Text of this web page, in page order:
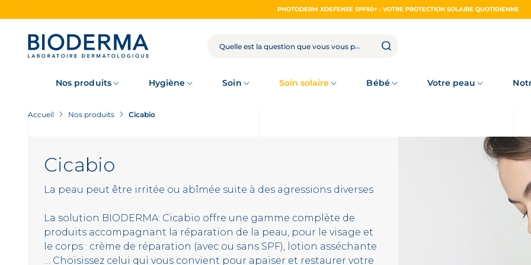
PHOTODERM XDEFENSE SPF50+ : VOTRE PROTECTION SOLAIRE QUOTIDIENNE
RECHERCHE
Nos produits Hygiène Soin Soin solaire Bébé Votre peau
Accueil Nos produits Cicabio
Cicabio
La peau peut être irritée ou abîmée suite à des agressions diverses
La solution BIODERMA: Cicabio offre une gamme complète de
produits accompagnant la réparation de la peau, pour le visage et
le corps : crème de réparation (avec ou sans SPF), lotion asséchante
… Choisissez celui qui vous convient pour apaiser et restaurer votre